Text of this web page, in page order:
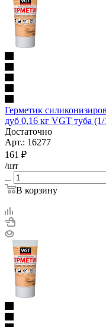
Герметик
дуб 0,16 кг VGT туба
Достаточно
Арт.: 16277
161 ₽
/шт
В корзину